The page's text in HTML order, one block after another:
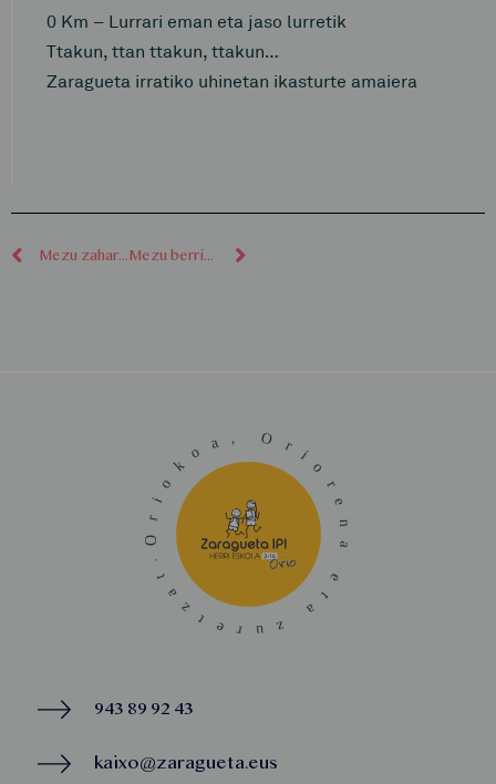
0 Km – Lurrari eman eta jaso lurretik
Ttakun, ttan ttakun, ttakun…
Zaragueta irratiko uhinetan ikasturte amaiera
Mezu zaharragoak Mezu berriagoak
943 89 92 43
kaixo@zaragueta.eus